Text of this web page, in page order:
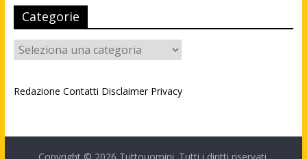
Categorie
Categorie
Redazione Contatti Disclaimer Privacy